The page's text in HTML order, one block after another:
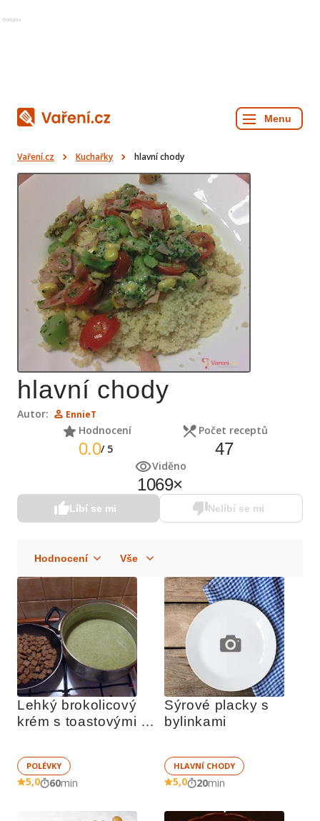
Reklama
Vaření.cz Kuchařky hlavní chody
hlavní chody
Autor: EnnieT
Hodnocení
0.0/ 5
Počet receptů
47
Viděno
1069×
Líbí se mi Nelíbí se mi
Lehký brokolicový
krém s toastovými
POLÉVKY
5,0 60min
Sýrové placky s
bylinkami
HLAVNÍ CHODY
5,0 20min